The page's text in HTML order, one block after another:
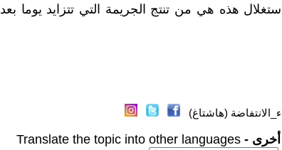
هذه هي من تنتج الجريمة التي تتزايد يوما بعد
(هاشتاغ)
أخرى - Translate the topic into other languages